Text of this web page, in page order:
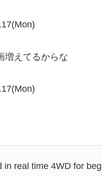
増えてるからな
in real time 4WD for